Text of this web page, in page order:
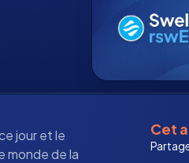
jour et le
monde de la
Cet